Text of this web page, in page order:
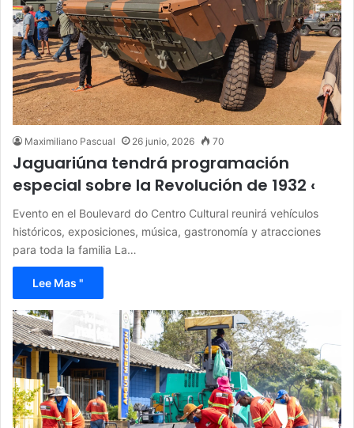
Maximiliano Pascual 26 junio, 2026 70
Jaguariúna tendrá programación
especial sobre la Revolución de 1932 ‹
Evento en el Boulevard do Centro Cultural reunirá vehículos
históricos, exposiciones, música, gastronomía y atracciones
para toda la familia La…
Lee Mas "